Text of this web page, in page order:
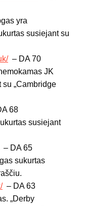
yra
susiejant su
– DA 70
JK
„Cambridge
68
susiejant
– DA 65
sukurtas
– DA 63
„Derby